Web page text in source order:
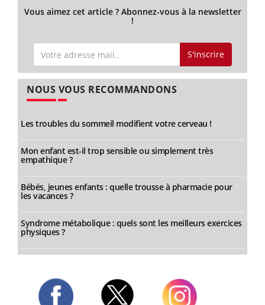
Vous aimez cet article ? Abonnez-vous à la newsletter
!
S'inscrire
NOUS VOUS RECOMMANDONS
Les troubles du sommeil modifient votre cerveau !
Mon enfant est-il trop sensible ou simplement très
empathique ?
Bébés, jeunes enfants : quelle trousse à pharmacie pour
les vacances ?
Syndrome métabolique : quels sont les meilleurs exercices
physiques ?